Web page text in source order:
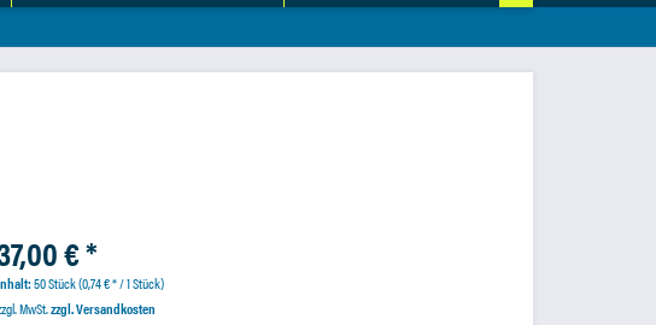
€ *
50 Stück (0,74 € * / 1 Stück)
MwSt.zzgl. Versandkosten